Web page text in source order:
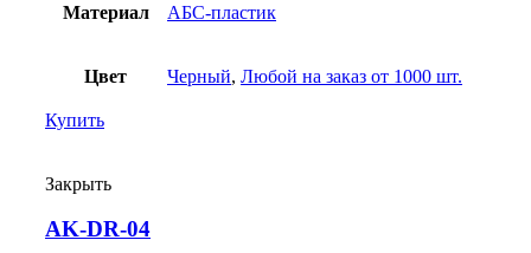
Материал АБС-пластик
Цвет Черный, Любой на заказ от 1000 шт.
Купить
Закрыть
AK-DR-04